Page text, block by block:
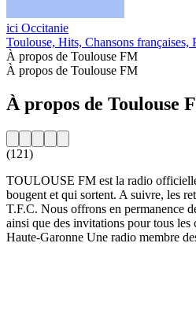
ici Occitanie
Toulouse, Hits, Chansons françaises,
À propos de Toulouse FM
À propos de Toulouse FM
À propos de Toulouse
(121)
TOULOUSE FM est la radio
bougent et qui sortent. A suivre, les
T.F.C. Nous offrons en permanence
ainsi que des invitations pour tous les
Haute-Garonne Une radio membre